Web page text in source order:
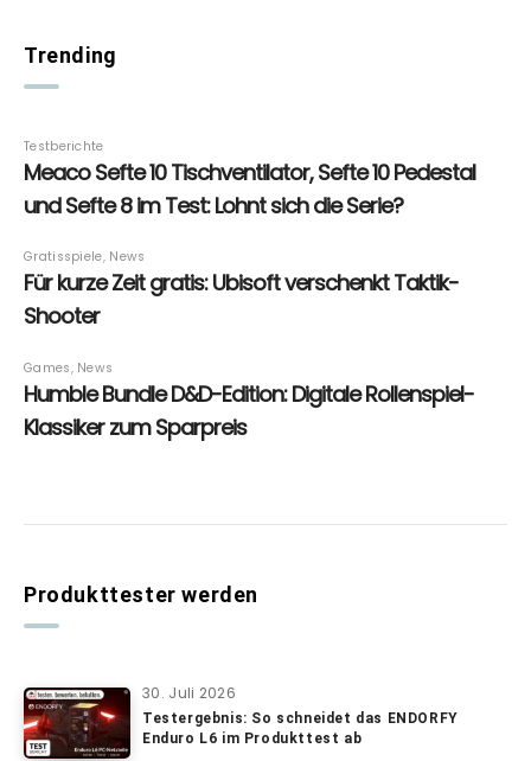
Trending
Produkttester werden
30. Juli 2026
Testergebnis: So schneidet das ENDORFY
Enduro L6 im Produkttest ab